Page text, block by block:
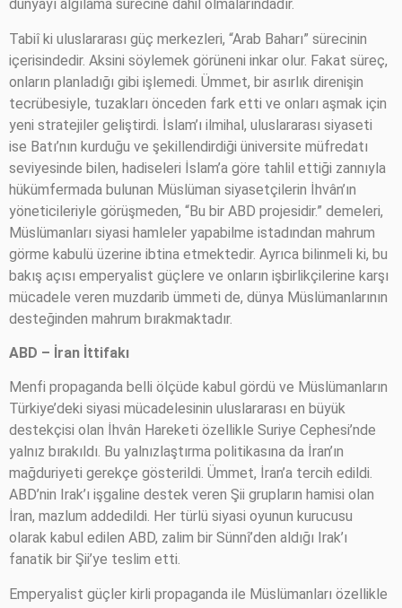
dünyayı algılama sürecine dahil olmalarındadır.
Tabiî ki uluslararası güç merkezleri, “Arab Baharı” sürecinin
içerisindedir. Aksini söylemek görüneni inkar olur. Fakat süreç,
onların planladığı gibi işlemedi. Ümmet, bir asırlık direnişin
tecrübesiyle, tuzakları önceden fark etti ve onları aşmak için
yeni stratejiler geliştirdi. İslam’ı ilmihal, uluslararası siyaseti
ise Batı’nın kurduğu ve şekillendirdiği üniversite müfredatı
seviyesinde bilen, hadiseleri İslam’a göre tahlil ettiği zannıyla
hükümfermada bulunan Müslüman siyasetçilerin İhvân’ın
yöneticileriyle görüşmeden, “Bu bir ABD projesidir.” demeleri,
Müslümanları siyasi hamleler yapabilme istadından mahrum
görme kabulü üzerine ibtina etmektedir. Ayrıca bilinmeli ki, bu
bakış açısı emperyalist güçlere ve onların işbirlikçilerine karşı
mücadele veren muzdarib ümmeti de, dünya Müslümanlarının
desteğinden mahrum bırakmaktadır.
ABD – İran İttifakı
Menfi propaganda belli ölçüde kabul gördü ve Müslümanların
Türkiye’deki siyasi mücadelesinin uluslararası en büyük
destekçisi olan İhvân Hareketi özellikle Suriye Cephesi’nde
yalnız bırakıldı. Bu yalnızlaştırma politikasına da İran’ın
mağduriyeti gerekçe gösterildi. Ümmet, İran’a tercih edildi.
ABD’nin Irak’ı işgaline destek veren Şii grupların hamisi olan
İran, mazlum addedildi. Her türlü siyasi oyunun kurucusu
olarak kabul edilen ABD, zalim bir Sünnî’den aldığı Irak’ı
fanatik bir Şii’ye teslim etti.
Emperyalist güçler kirli propaganda ile Müslümanları özellikle